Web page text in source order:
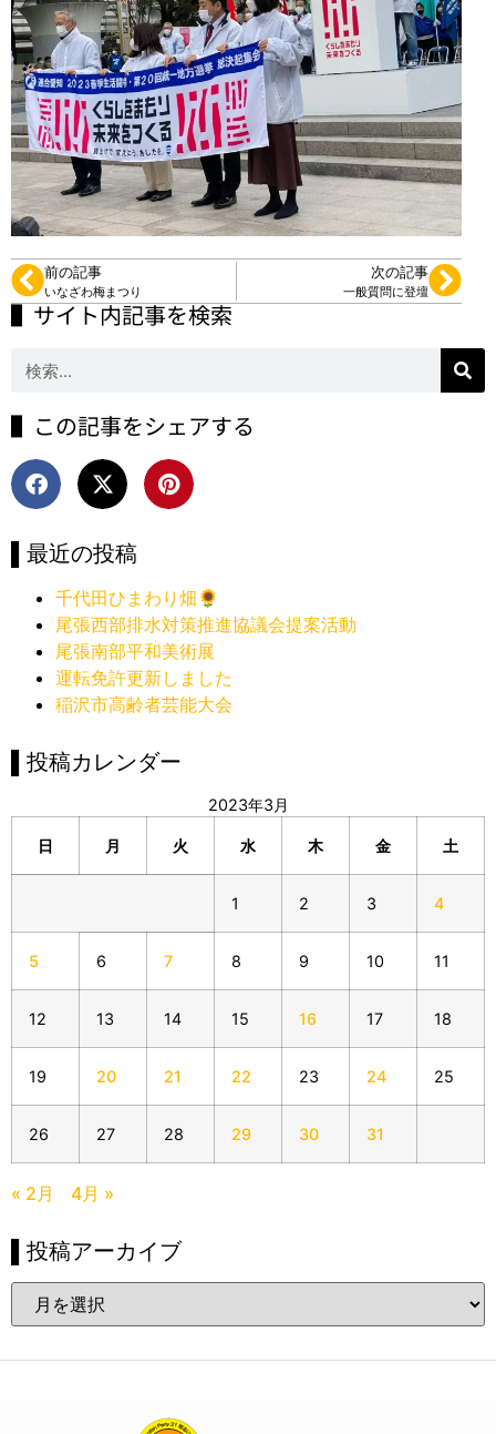
前の記事
いなざわ梅まつり
次の記事
一般質問に登壇
▌サイト内記事を検索
▌この記事をシェアする
▌最近の投稿
千代田ひまわり畑🌻
尾張西部排水対策推進協議会提案活動
尾張南部平和美術展
運転免許更新しました
稲沢市高齢者芸能大会
▌投稿カレンダー
2023年3月
日 月 火 水 木 金 土
1 2 3 4
5 6 7 8 9 10 11
12 13 14 15 16 17 18
19 20 21 22 23 24 25
26 27 28 29 30 31
« 2月 4月 »
▌投稿アーカイブ